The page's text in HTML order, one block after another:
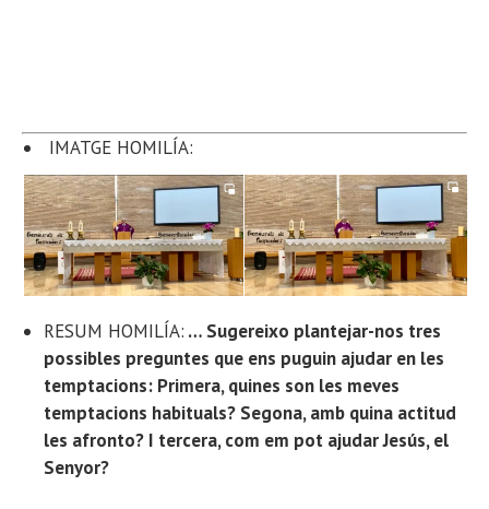
IMATGE HOMILÍA:
RESUM HOMILÍA: … Sugereixo plantejar-nos tres
possibles preguntes que ens puguin ajudar en les
temptacions: Primera, quines son les meves
temptacions habituals? Segona, amb quina actitud
les afronto? I tercera, com em pot ajudar Jesús, el
Senyor?